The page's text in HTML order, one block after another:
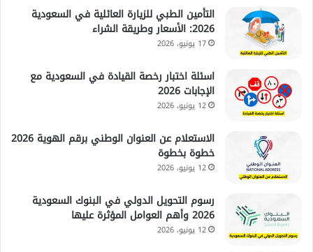
التأمين الطبي للزيارة العائلية في السعودية
2026: الأسعار وطريقة الشراء
17 يونيو، 2026
اسئلة اختبار رخصة القيادة في السعودية مع
الإجابات 2026
12 يونيو، 2026
الاستعلام عن العنوان الوطني برقم الهوية 2026
خطوة بخطوة
12 يونيو، 2026
رسوم التحويل الدولي في البنوك السعودية
2026 وأهم العوامل المؤثرة عليها
12 يونيو، 2026